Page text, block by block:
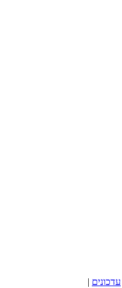
עדכונים |